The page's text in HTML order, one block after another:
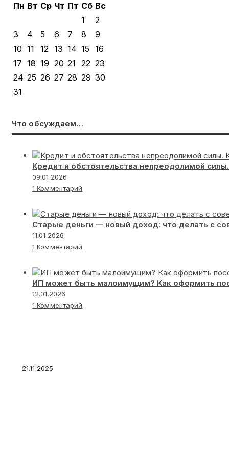
Пн Вт Ср Чт Пт Сб Вс
1
2
3
4 5 6 7 8
9
10 11 12 13 14 15 16
17 18 19 20 21 22 23
24 25 26 27 28 29 30
31
Что обсуждаем…
Кредит и обстоятельства непреодолимой
09.01.2026
1 Комментарий
Старые деньги — новый доход: что делать с
11.01.2026
1 Комментарий
ИП может быть малоимущим? Как оформить
12.01.2026
1 Комментарий
21.11.2025